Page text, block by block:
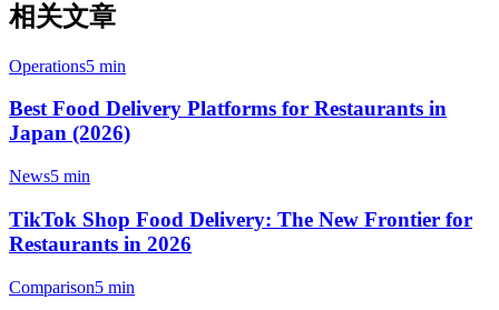
相关文章
Operations5 min
Best Food Delivery Platforms for Restaurants in
Japan (2026)
News5 min
TikTok Shop Food Delivery: The New Frontier for
Restaurants in 2026
Comparison5 min